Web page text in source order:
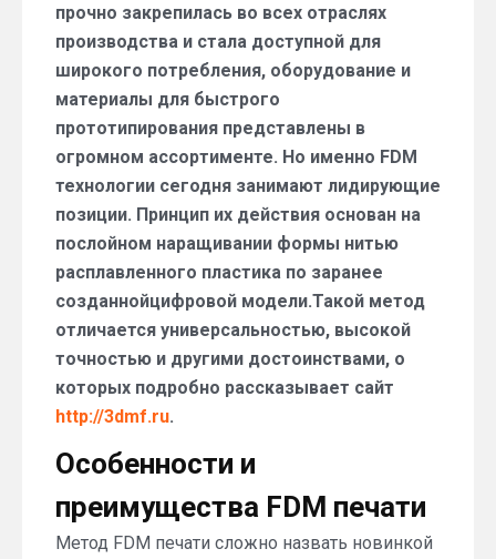
прочно закрепилась во всех отраслях
производства и стала доступной для
широкого потребления, оборудование и
материалы для быстрого
прототипирования представлены в
огромном ассортименте. Но именно FDM
технологии сегодня занимают лидирующие
позиции. Принцип их действия основан на
послойном наращивании формы нитью
расплавленного пластика по заранее
созданнойцифровой модели.Такой метод
отличается универсальностью, высокой
точностью и другими достоинствами, о
которых подробно рассказывает сайт
http://3dmf.ru.
Особенности и
преимущества FDM печати
Метод FDM печати сложно назвать новинкой